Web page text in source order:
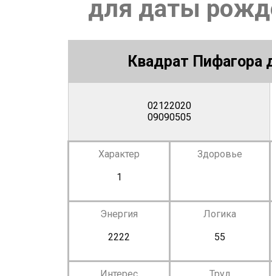
для даты
Квадрат Пифагора
02122020
09090505
Характер
1
Здоровье
Энергия
2222
Логика
55